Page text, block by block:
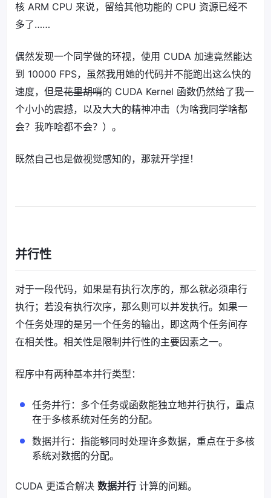
核 ARM CPU 来说，留给其他功能的 CPU 资源已经不
多了……
偶然发现一个同学做的环视，使用 CUDA 加速竟然能达
到 10000 FPS，虽然我用她的代码并不能跑出这么快的
速度，但是花里胡哨的 CUDA Kernel 函数仍然给了我一
个小小的震撼，以及大大的精神冲击（为啥我同学啥都
会？我咋啥都不会？）。
既然自己也是做视觉感知的，那就开学捏！
并行性
对于一段代码，如果是有执行次序的，那么就必须串行
执行；若没有执行次序，那么则可以并发执行。如果一
个任务处理的是另一个任务的输出，即这两个任务间存
在相关性。相关性是限制并行性的主要因素之一。
程序中有两种基本并行类型：
任务并行：多个任务或函数能独立地并行执行，重点
在于多核系统对任务的分配。
数据并行：指能够同时处理许多数据，重点在于多核
系统对数据的分配。
CUDA 更适合解决 数据并行 计算的问题。